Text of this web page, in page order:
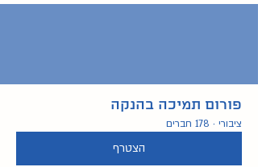
פורום תמיכה בהנקה
ציבורי · 178 חברים
הצטרף